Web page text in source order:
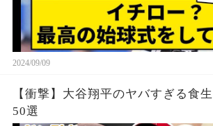
2024/09/09
【衝撃】大谷翔平のヤバすぎる食
50選